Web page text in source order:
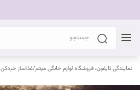
نمایندگی تایفون، فروشگاه لوازم خانگی میثم/غذاساز خردکن